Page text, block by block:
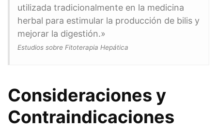
utilizada tradicionalmente en la medicina
herbal para estimular la producción de bilis y
mejorar la digestión.»
Estudios sobre Fitoterapia Hepática
Consideraciones y
Contraindicaciones